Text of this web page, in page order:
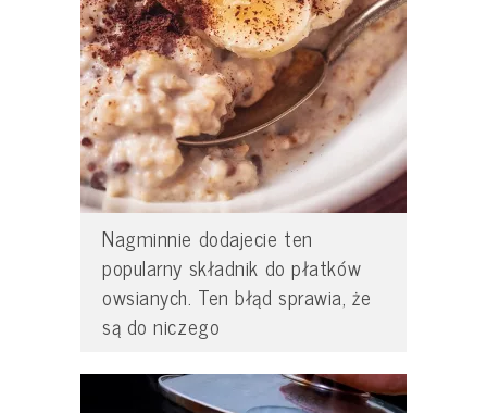
Nagminnie dodajecie ten
popularny składnik do płatków
owsianych. Ten błąd sprawia, że
są do niczego